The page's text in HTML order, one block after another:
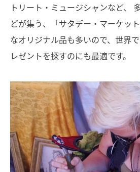
トリート・ミュージシャンなど、
どが集う、「サタデー・マーケッ
なオリジナル品も多いので、世界
レゼントを探すのにも最適です。